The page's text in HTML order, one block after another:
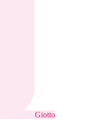
Giotto